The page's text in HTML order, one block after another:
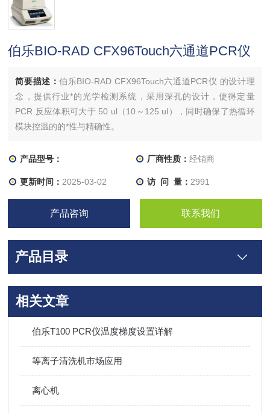
伯乐BIO-RAD CFX96Touch六通道PCR仪
简要描述：伯乐BIO-RAD CFX96Touch六通道PCR仪 的设计理
念，提供行业*的光学检测系统，采用深孔的设计，使得定量
PCR 反应体积可大于 50 ul（10～125 ul），同时确保了热循环
模块控温的的*性与精确性。
产品型号： 厂商性质： 经销商
更新时间： 2025-03-02 访 问 量： 2991
产品咨询 联系我们
产品目录
相关文章
伯乐T100 PCR仪温度梯度设置详解
等离子清洗机市场应用
离心机